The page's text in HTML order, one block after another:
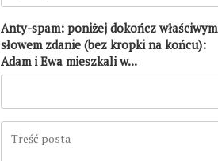
Anty-spam: poniżej dokończ właściwym
słowem zdanie (bez kropki na końcu):
Adam i Ewa mieszkali w...